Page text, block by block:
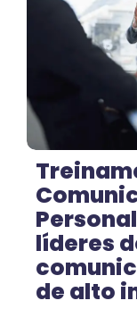
líderes
de alto